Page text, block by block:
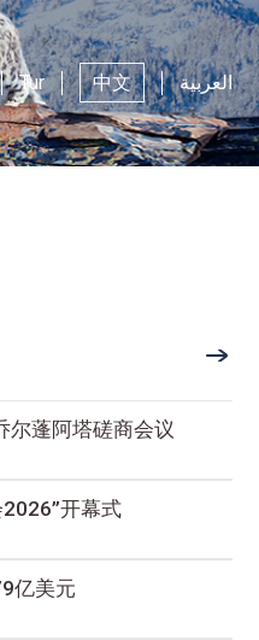
Tur 中文 العربية
尔蓬阿塔磋商会议
开幕式
亿美元